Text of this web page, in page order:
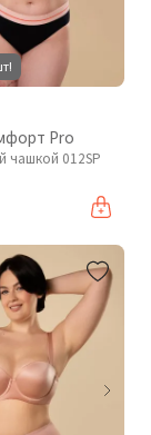
Pro
чашкой 012SP